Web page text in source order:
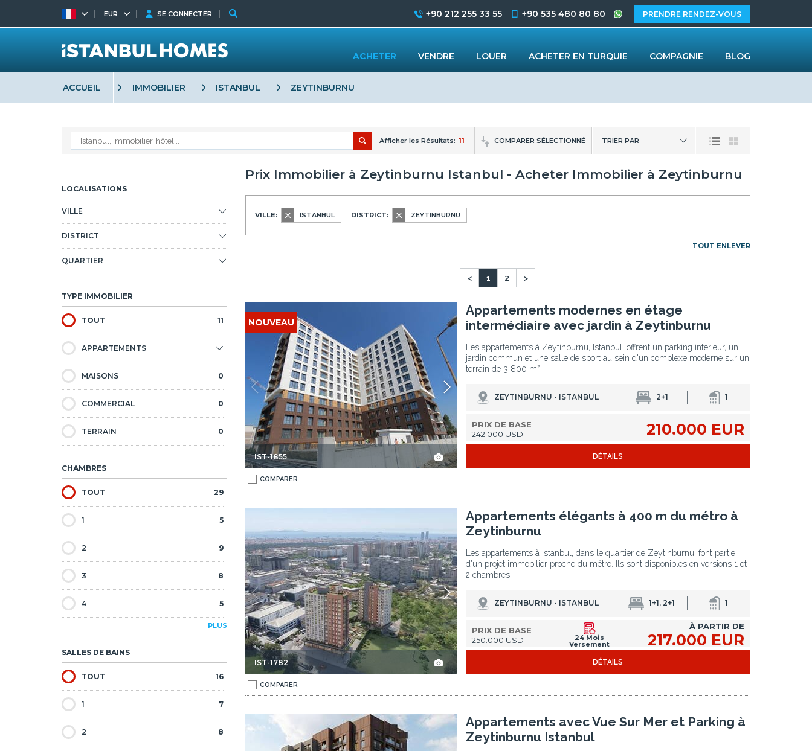
ACCUEIL IMMOBILIER ISTANBUL ZEYTINBURNU
Afficher les Résultats: 11 COMPARER SÉLECTIONNÉ TRIER PAR
LOCALISATIONS
VILLE
DISTRICT
QUARTIER
TYPE IMMOBILIER
TOUT 11
APPARTEMENTS
MAISONS 0
COMMERCIAL 0
TERRAIN 0
CHAMBRES
TOUT 29
1 5
2 9
3 8
4 5
PLUS
SALLES DE BAINS
TOUT 16
1 7
2 8
Prix Immobilier à Zeytinburnu Istanbul - Acheter Immobilier à Zeytinburnu
VILLE: ISTANBUL DISTRICT: ZEYTINBURNU
TOUT ENLEVER
< 1 2 >
Avec Jardin À Zeytinburnu 1
Appartements Modernes En Étage Intermédiaire Avec Jardin À Zeytinburnu 2Appartements Modernes En Étage Intermédiaire Avec Jardin À Zeytinburnu 3
NOUVEAU
IST-1855
Appartements modernes en étage
intermédiaire avec jardin à Zeytinburnu
Les appartements à Zeytinburnu, Istanbul, offrent un parking intérieur, un
jardin commun et une salle de sport au sein d'un complexe moderne sur un
terrain de 3 800 m².
ZEYTINBURNU - ISTANBUL 2+1 1
PRIX DE BASE
242.000 USD
210.000 EUR
DÉTAILS
COMPARER
Appartements Élégants À 400 M Du Métro À Zeytinburnu 2 Appartements Élégants À 400 M Du Métro À Zeytinburnu 3
IST-1782
Appartements élégants à 400 m du métro à
Zeytinburnu
Les appartements à Istanbul, dans le quartier de Zeytinburnu, font partie
d'un projet immobilier proche du métro. Ils sont disponibles en versions 1 et
2 chambres.
ZEYTINBURNU - ISTANBUL 1+1, 2+1 1
PRIX DE BASE
250.000 USD
24 Mois
Versement
À PARTIR DE
217.000 EUR
DÉTAILS
COMPARER
À Zeytinburnu Istanbul 1Appartements Avec Vue Sur Mer Et Parking À Zeytinburnu Istanbul 2Appartements Avec Vue Sur Mer Et Parking À Zeytinburnu Istanbul 3Appartements avec Vue Sur Mer et Parking à
Zeytinburnu Istanbul
EUR SE CONNECTER +90 212 255 33 55 +90 535 480 80 80 PRENDRE RENDEZ-VOUS
ACHETER VENDRE LOUER ACHETER EN TURQUIE COMPAGNIE BLOG